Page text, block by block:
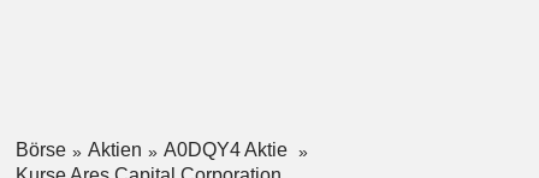
Börse Aktien
A0DQY4 Aktie